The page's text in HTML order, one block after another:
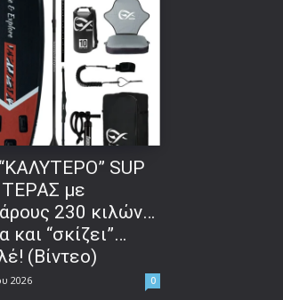
SUP
ΤΕΡΑΣ με
230 κιλών…
και “σκίζει”…
(Βίντεο)
2026 0